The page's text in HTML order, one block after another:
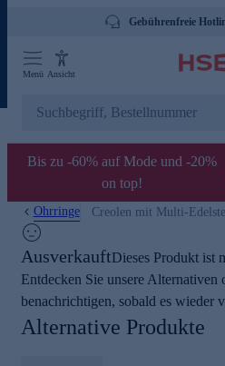
Gebührenfreie
Menü Ansicht
Bis zu -60% auf Mode und -20%
on top!
Ohrringe Creolen mit Multi-
AusverkauftDieses Produkt ist
Entdecken Sie unsere Alternativen
benachrichtigen, sobald es wieder
Alternative Produkte